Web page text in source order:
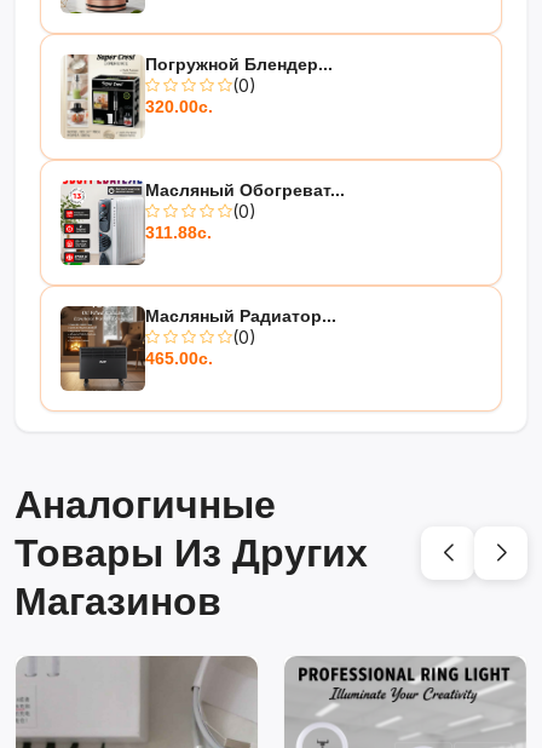
Погружной Блендер...
(0)
320.00с.
Масляный Обогреват...
(0)
311.88с.
Масляный Радиатор...
(0)
465.00с.
Аналогичные
Товары Из Других
Магазинов